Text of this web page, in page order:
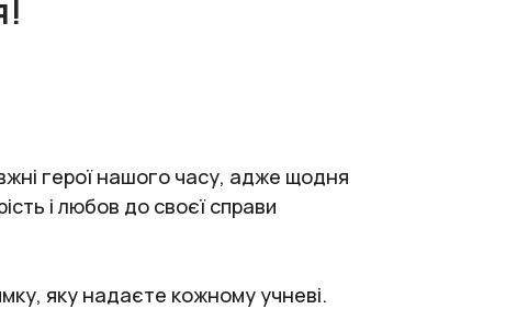
герої нашого часу, адже щодня
і любов до своєї справи
яку надаєте кожному учневі.